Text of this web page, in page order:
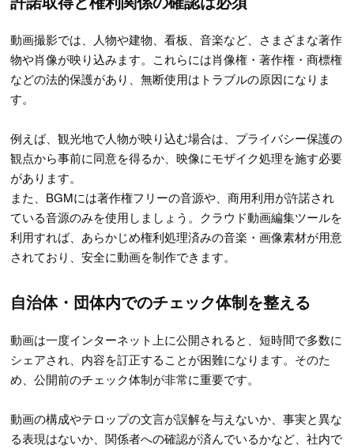
動画撮影では、人物や建物、看板、音楽など、さまざまな著作
物や肖像が映り込みます。これらには肖像権・著作権・商標権
などの法的保護があり、無断使用はトラブルの原因になりま
す。
例えば、観光地で人物が映り込む場合は、プライバシー保護の
観点から事前に同意を得るか、映像にモザイク処理を施す必要
があります。
また、BGMには著作権フリーの音源や、商用利用が許諾され
ている音源のみを使用しましょう。クラウド動画編集ツールを
利用すれば、あらかじめ権利処理済みの音楽・画像素材が用意
されており、安全に動画を制作できます。
自治体・団体内でのチェック体制を整える
動画は一度インターネット上に公開されると、短時間で多数に
シェアされ、内容を訂正することが困難になります。そのた
め、公開前のチェック体制が非常に重要です。
動画の構成やテロップの文言が誤解を与えないか、事実と異な
る表現はないか、関係者への確認が済んでいるかなど、社内で